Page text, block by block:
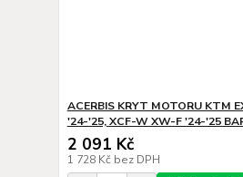
ACERBIS KRYT MOTORU KTM
'24-'25, XCF-W XW-F '24-'25
2 091 Kč
1 728 Kč bez DPH